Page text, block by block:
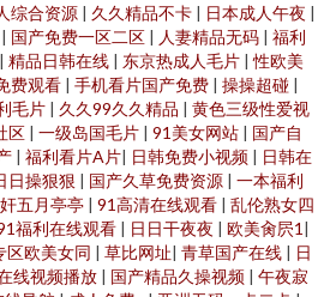
综合资源 | 久久精品不卡 | 日本成人午夜 |
| 国产免费一区二区 | 人妻精品无码 | 福利
| 精品日韩在线 | 东京热成人毛片 |性欧美
费观看 | 手机看片国产免费 | 操操超碰 |
毛片 | 久久99久久精品 | 黄色三级性爱视
区 | 一级岛国毛片 | 91美女网站 | 国产自
| 福利看片A片| 日韩免费小视频 | 日韩在
日操狠狠 | 国产久草免费资源 | 一本福利
五月亭亭 | 91高清在线观看 | 乱伦熟女四
福利在线观看 | 日日干夜夜 | 欧美肏屄1 |
区欧美女同 | 草比网址| 青草国产在线 | 日
线视频播放 | 国产精品久操视频 | 午夜寂